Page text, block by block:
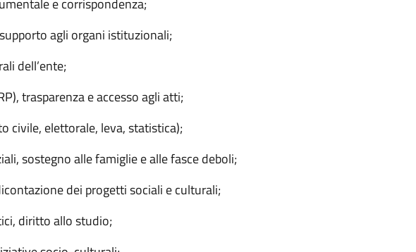
e corrispondenza;
agli organi istituzionali;
dell’ente;
trasparenza e accesso agli atti;
civile, elettorale, leva, statistica);
sostegno alle famiglie e alle fasce deboli;
dei progetti sociali e culturali;
diritto allo studio;